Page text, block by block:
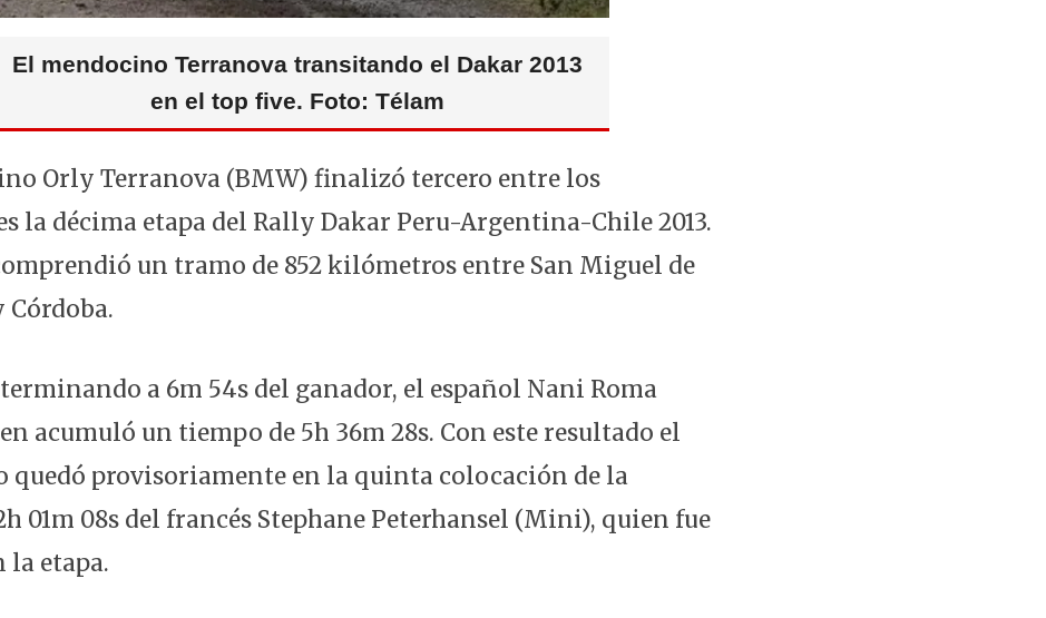
El mendocino Terranova transitando el Dakar 2013
en el top five. Foto: Télam
Orly Terranova (BMW) finalizó tercero entre los
la décima etapa del Rally Dakar Peru-Argentina-Chile 2013.
un tramo de 852 kilómetros entre San Miguel de
Córdoba.
a 6m 54s del ganador, el español Nani Roma
acumuló un tiempo de 5h 36m 28s. Con este resultado el
quedó provisoriamente en la quinta colocación de la
01m 08s del francés Stephane Peterhansel (Mini), quien fue
la etapa.